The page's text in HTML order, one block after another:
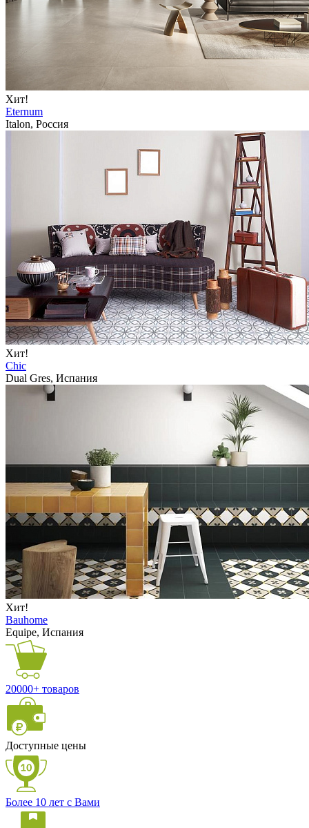
Хит!
Eternum
Italon, Россия
Хит!
Chic
Dual Gres, Испания
Хит!
Bauhome
Equipe, Испания
20000+ товаров
Доступные цены
Более 10 лет с Вами